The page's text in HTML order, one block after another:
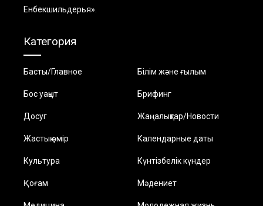
Енбекшильдерья».
Категория
Басты/Главное Білім және ғылым
Бос уақыт Брифинг
Досуг Жаңалықтар/Новости
Жастық өмір Календарные даты
Культура Күнтізбелік күндер
Қоғам Мәдениет